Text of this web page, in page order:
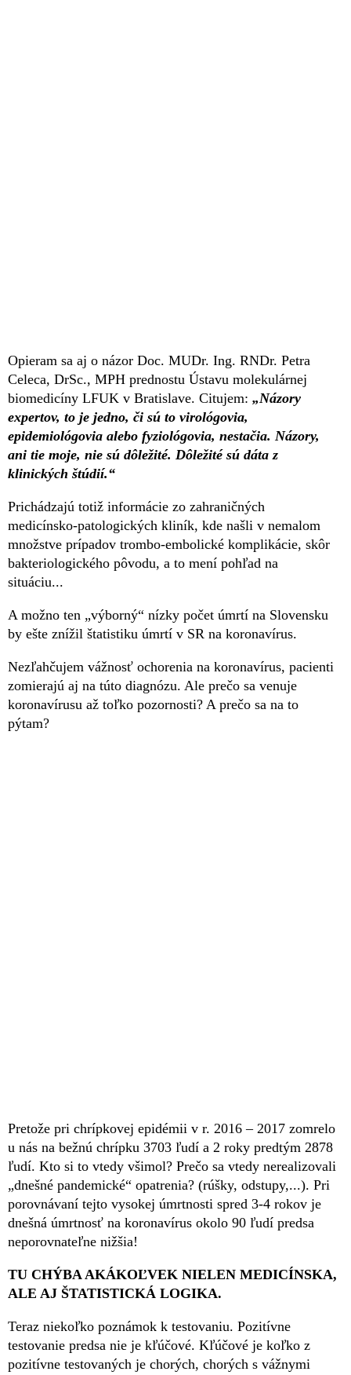
Opieram sa aj o názor Doc. MUDr. Ing. RNDr. Petra
Celeca, DrSc., MPH prednostu Ústavu molekulárnej
biomedicíny LFUK v Bratislave. Citujem: „Názory
expertov, to je jedno, či sú to virológovia,
epidemiológovia alebo fyziológovia, nestačia. Názory,
ani tie moje, nie sú dôležité. Dôležité sú dáta z
klinických štúdií.“
Prichádzajú totiž informácie zo zahraničných
medicínsko-patologických kliník, kde našli v nemalom
množstve prípadov trombo-embolické komplikácie, skôr
bakteriologického pôvodu, a to mení pohľad na
situáciu...
A možno ten „výborný“ nízky počet úmrtí na Slovensku
by ešte znížil štatistiku úmrtí v SR na koronavírus.
Nezľahčujem vážnosť ochorenia na koronavírus, pacienti
zomierajú aj na túto diagnózu. Ale prečo sa venuje
koronavírusu až toľko pozornosti? A prečo sa na to
pýtam?
Pretože pri chrípkovej epidémii v r. 2016 – 2017 zomrelo
u nás na bežnú chrípku 3703 ľudí a 2 roky predtým 2878
ľudí. Kto si to vtedy všimol? Prečo sa vtedy nerealizovali
„dnešné pandemické“ opatrenia? (rúšky, odstupy,...). Pri
porovnávaní tejto vysokej úmrtnosti spred 3-4 rokov je
dnešná úmrtnosť na koronavírus okolo 90 ľudí predsa
neporovnateľne nižšia!
TU CHÝBA AKÁKOĽVEK NIELEN MEDICÍNSKA,
ALE AJ ŠTATISTICKÁ LOGIKA.
Teraz niekoľko poznámok k testovaniu. Pozitívne
testovanie predsa nie je kľúčové. Kľúčové je koľko z
pozitívne testovaných je chorých, chorých s vážnymi